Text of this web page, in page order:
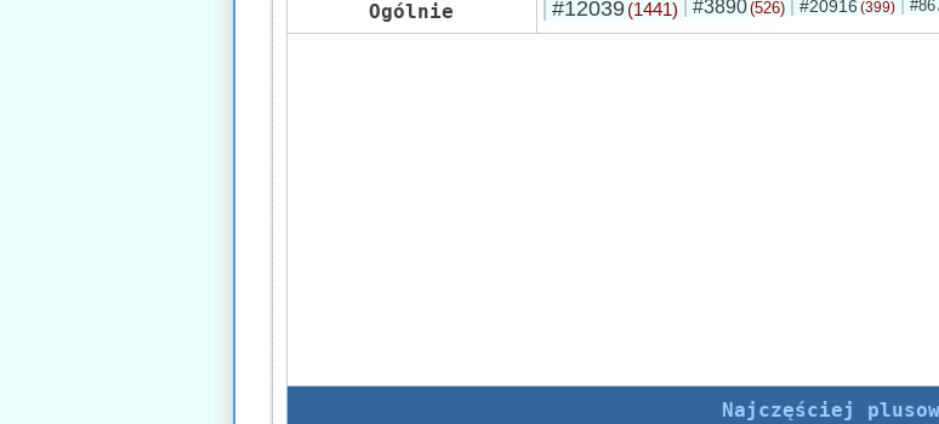
Ogólnie #12039 (1441) #3890(526) #20916 (399)
Najczęściej